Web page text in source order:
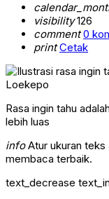
visibility126
comment 0
print Cetak
Rasa ingin tahu
lebih luas
infoAtur ukuran teks
membaca terbaik.
text_decrease